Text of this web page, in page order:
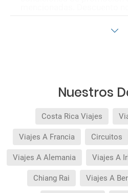
Nuestros
Costa Rica Viajes
Viajes A Francia Circuitos
Viajes A Alemania Viajes A
Chiang Rai Viajes A